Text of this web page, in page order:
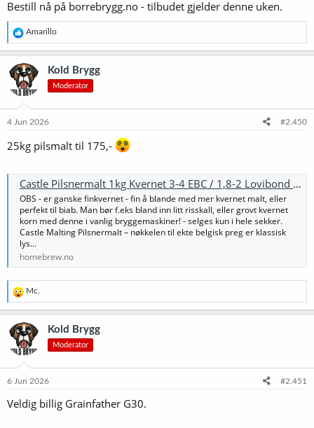
Bestill nå på borrebrygg.no - tilbudet gjelder denne uken.
R
e
a
k
s
j
o
e
:
Amarillo
Kold Brygg
Moderator
4 Jun 2026 #2.450
25kg pilsmalt til 175,-
Castle Pilsnermalt 1kg Kvernet 3-4 EBC / 1,8-2 Lovibond pilsmalt
OBS - er ganske finkvernet - fin å blande med mer kvernet malt, eller
perfekt til biab. Man bør f.eks bland inn litt risskall, eller grovt kvernet
korn med denne i vanlig bryggemaskiner! - selges kun i hele sekker.
Castle Malting Pilsnermalt – nøkkelen til ekte belgisk preg er klassisk
lys...
homebrew.no
R
e
a
k
s
j
o
e
:
Mc.
Kold Brygg
Moderator
6 Jun 2026 #2.451
Veldig billig Grainfather G30.